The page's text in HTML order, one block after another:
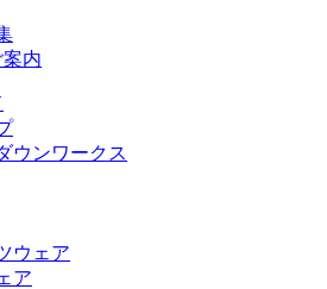
内
ウンワークス
ウェア
ア